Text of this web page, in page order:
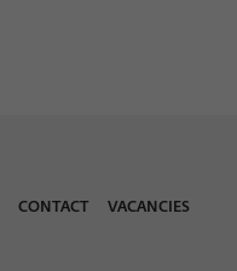
CONTACT
VACANCIES